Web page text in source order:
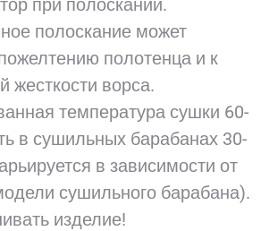
при полоскании.
полоскание может
полотенца и к
жесткости ворса.
температура сушки 60-
в сушильных барабанах 30-
в зависимости от
сушильного барабана).
изделие!